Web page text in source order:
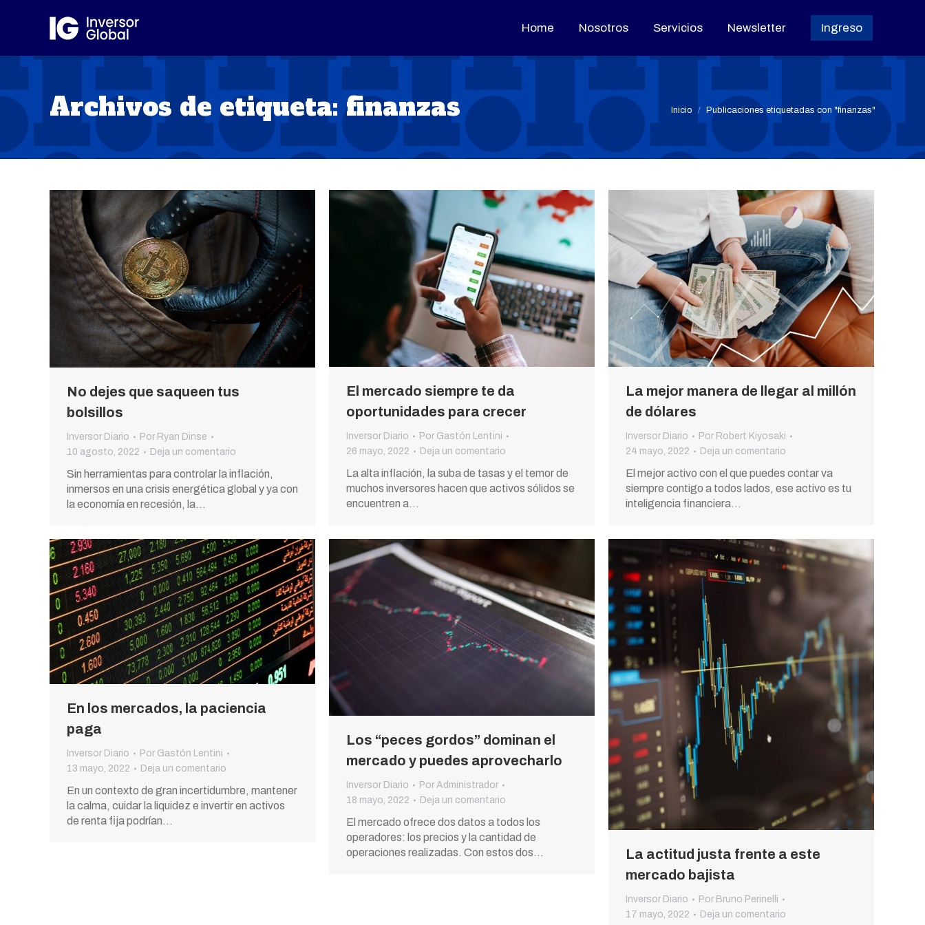
Home Nosotros Servicios Newsletter Ingreso
Archivos de etiqueta:finanzas Estás aquí:
Inicio Publicaciones etiquetadas con "finanzas"
No dejes que saqueen tus
bolsillos
Inversor Diario Por Ryan Dinse
10 agosto, 2022
Deja un comentario
Sin herramientas para controlar la inflación,
inmersos en una crisis energética global y ya con
la economía en recesión, la…
El mercado siempre te da
oportunidades para crecer
Inversor Diario Por Gastón Lentini
26 mayo, 2022
Deja un comentario
La alta inflación, la suba de tasas y el temor de
muchos inversores hacen que activos sólidos se
encuentren a…
La mejor manera de llegar al millón
de dólares
Inversor Diario Por Robert Kiyosaki
24 mayo, 2022
Deja un comentario
El mejor activo con el que puedes contar va
siempre contigo a todos lados, ese activo es tu
inteligencia financiera…
Los “peces gordos” dominan el
mercado y puedes aprovecharlo
Inversor Diario Por Administrador
18 mayo, 2022
Deja un comentario
El mercado ofrece dos datos a todos los
operadores: los precios y la cantidad de
operaciones realizadas. Con estos dos…
La actitud justa frente a este
mercado bajista
Inversor Diario Por Bruno Perinelli
17 mayo, 2022
Deja un comentario
En los mercados, la paciencia
paga
Inversor Diario Por Gastón Lentini
13 mayo, 2022
Deja un comentario
En un contexto de gran incertidumbre, mantener
la calma, cuidar la liquidez e invertir en activos
de renta fija podrían…
Home Nosotros Servicios Newsletter Ingreso